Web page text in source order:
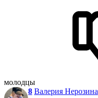
молодцы
8 Валерия Нерозина